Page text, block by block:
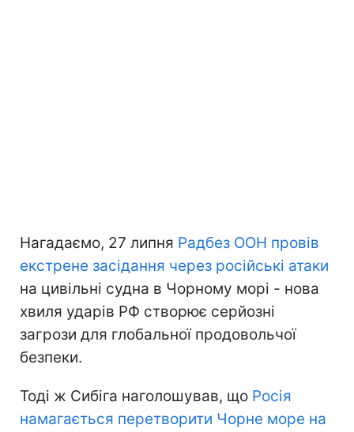
Нагадаємо, 27 липня Радбез ООН провів
екстрене засідання через російські атаки
на цивільні судна в Чорному морі - нова
хвиля ударів РФ створює серйозні
загрози для глобальної продовольчої
безпеки.
Тоді ж Сибіга наголошував, що Росія
намагається перетворити Чорне море на